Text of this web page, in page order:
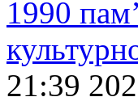
1990
21:39